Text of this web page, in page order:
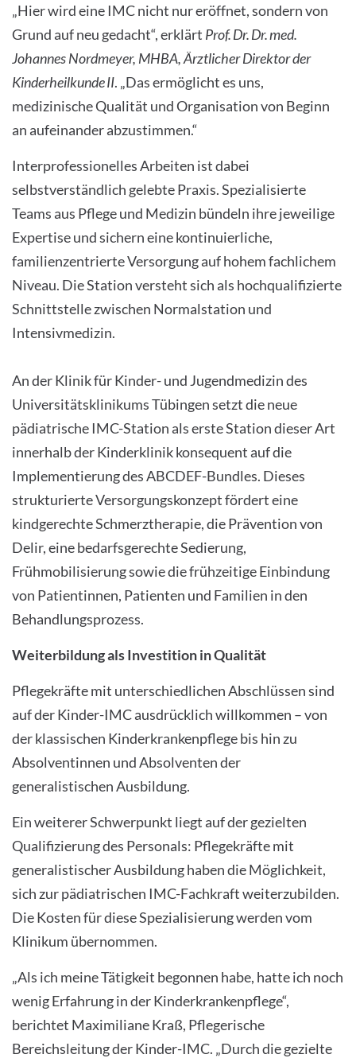
„Hier wird eine IMC nicht nur eröffnet, sondern von
Grund auf neu gedacht“, erklärt Prof. Dr. Dr. med.
Johannes Nordmeyer, MHBA, Ärztlicher Direktor der
Kinderheilkunde II. „Das ermöglicht es uns,
medizinische Qualität und Organisation von Beginn
an aufeinander abzustimmen.“
Interprofessionelles Arbeiten ist dabei
selbstverständlich gelebte Praxis. Spezialisierte
Teams aus Pflege und Medizin bündeln ihre jeweilige
Expertise und sichern eine kontinuierliche,
familienzentrierte Versorgung auf hohem fachlichem
Niveau. Die Station versteht sich als hochqualifizierte
Schnittstelle zwischen Normalstation und
Intensivmedizin.
An der Klinik für Kinder- und Jugendmedizin des
Universitätsklinikums Tübingen setzt die neue
pädiatrische IMC-Station als erste Station dieser Art
innerhalb der Kinderklinik konsequent auf die
Implementierung des ABCDEF-Bundles. Dieses
strukturierte Versorgungskonzept fördert eine
kindgerechte Schmerztherapie, die Prävention von
Delir, eine bedarfsgerechte Sedierung,
Frühmobilisierung sowie die frühzeitige Einbindung
von Patientinnen, Patienten und Familien in den
Behandlungsprozess.
Weiterbildung als Investition in Qualität
Pflegekräfte mit unterschiedlichen Abschlüssen sind
auf der Kinder-IMC ausdrücklich willkommen – von
der klassischen Kinderkrankenpflege bis hin zu
Absolventinnen und Absolventen der
generalistischen Ausbildung.
Ein weiterer Schwerpunkt liegt auf der gezielten
Qualifizierung des Personals: Pflegekräfte mit
generalistischer Ausbildung haben die Möglichkeit,
sich zur pädiatrischen IMC-Fachkraft weiterzubilden.
Die Kosten für diese Spezialisierung werden vom
Klinikum übernommen.
„Als ich meine Tätigkeit begonnen habe, hatte ich noch
wenig Erfahrung in der Kinderkrankenpflege“,
berichtet Maximiliane Kraß, Pflegerische
Bereichsleitung der Kinder-IMC. „Durch die gezielte